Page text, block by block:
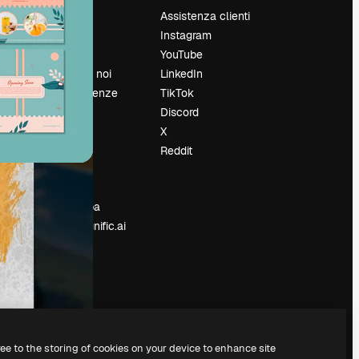
Prezzi
Chi siamo
Recensioni
Lavora con noi
Cerca tendenze
Blog
Eventi
Vendi i tuoi
contenuti
Sala stampa
Cerchi magnific.ai
Assistenza clienti
Instagram
YouTube
LinkedIn
TikTok
Discord
X
Reddit
to the storing of cookies on your device to enhance site